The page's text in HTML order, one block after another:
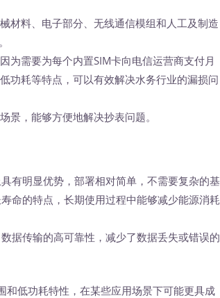
材料、电子部分、无线通信模组和人工及制造
为需要为每个内置SIM卡向电信运营商支付月
功耗等特点，可以有效解决水务行业的漏损问
景，能够方便地解决抄表问题。
有明显优势，部署相对简单，不需要复杂的基
命的特点，长期使用过程中能够减少能源消耗
据传输的高可靠性，减少了数据丢失或错误的
低功耗特性，在某些应用场景下可能更具成